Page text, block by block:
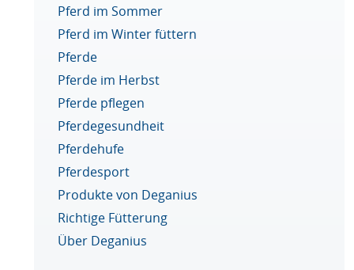
Pferd im Sommer
Pferd im Winter füttern
Pferde
Pferde im Herbst
Pferde pflegen
Pferdegesundheit
Pferdehufe
Pferdesport
Produkte von Deganius
Richtige Fütterung
Über Deganius